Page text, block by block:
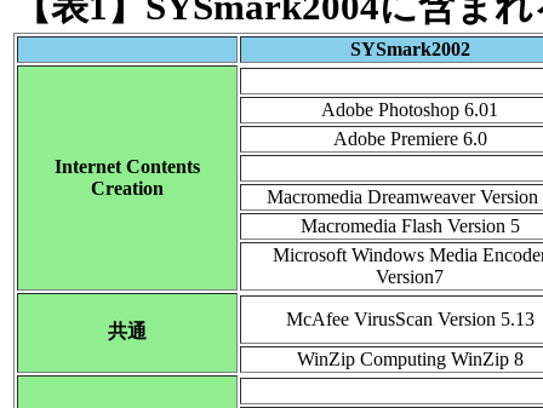
SYSmark2002
Internet Contents
Creation
Adobe Photoshop 6.01
Adobe Premiere 6.0
Macromedia Dreamweaver Version
Macromedia Flash Version 5
Microsoft Windows Media
Version7
共通
McAfee VirusScan Version 5.13
WinZip Computing WinZip 8